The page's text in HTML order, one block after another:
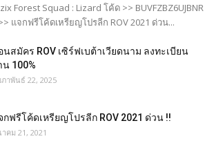
Forest Squad : Lizard โค้ด >> BUVFZBZ6UJBNR
แจกฟรีโค้ดเหรียญโปรลีก ROV 2021 ด่วน...
นสมัคร ROV เซิร์ฟเบต้าเวียดนาม ลงทะเบียน
น 100%
าพันธ์ 22, 2025
กฟรีโค้ดเหรียญโปรลีก ROV 2021 ด่วน !!
คม 21, 2021